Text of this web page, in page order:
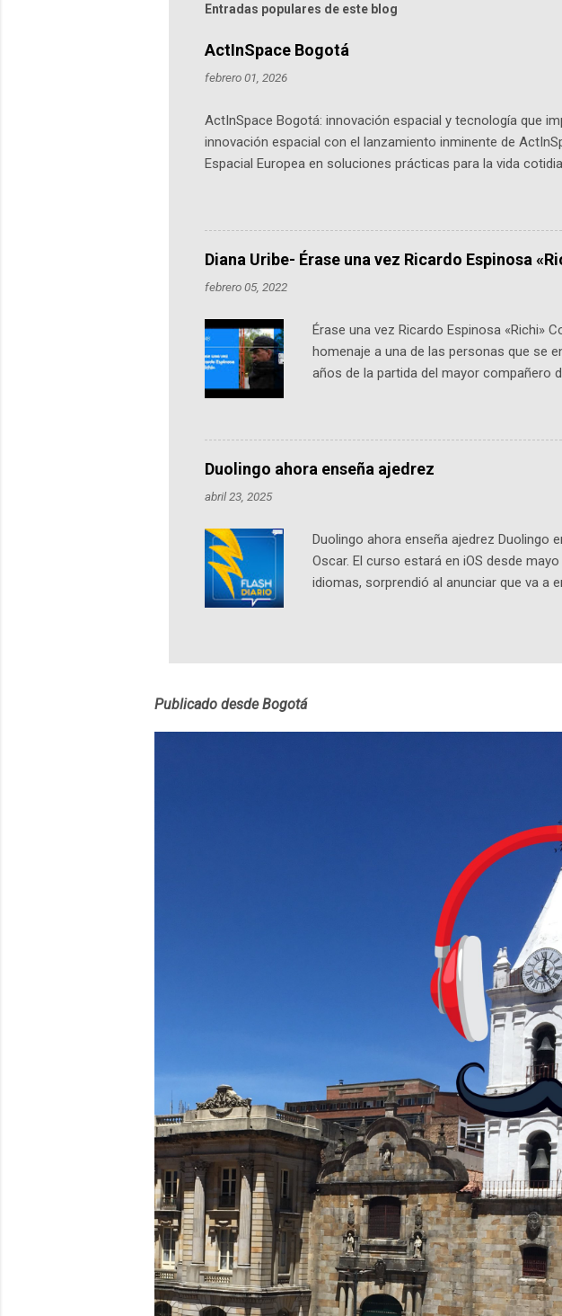
Entradas populares de este blog
ActInSpace Bogotá
febrero 01, 2026
ActInSpace Bogotá: innovación espacial y tecnología que
innovación espacial con el lanzamiento inminente de
Espacial Europea en soluciones prácticas para la vida
emprendedores y estudiantes. Qué es ActInSpace y por
más de 60 ciudades, donde participantes tienen 24 horas
datos orbitales. En Bogotá, arranca con un evento gratuito
Diana Uribe- Érase una vez Ricardo Espinosa
febrero 05, 2022
Érase una vez Ricardo Espinosa «Richi»
homenaje a una de las personas que se
años de la partida del mayor compañero
podcast, de dónde viene "la fuerza
nuestro protagonista: un personaje de
Notas del episodio: -La colección
pueden consultar en la Biblioteca Luis
Duolingo ahora enseña ajedrez
abril 23, 2025
Duolingo ahora enseña ajedrez Duolingo
Oscar. El curso estará en iOS desde
idiomas, sorprendió al anunciar que va a
estará disponible primero en inglés. Los
personajes simpáticos y ayudas
Publicado desde Bogotá